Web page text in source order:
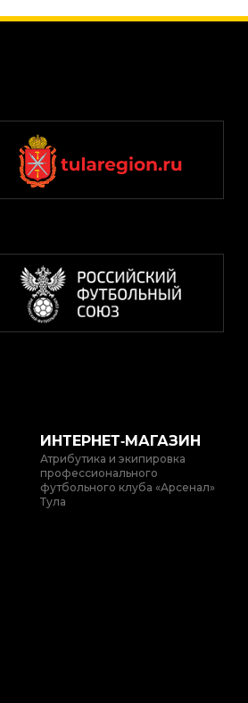
ИНТЕРНЕТ‑МАГАЗИН
Атрибутика и экипировка
профессионального
футбольного клуба «Арсенал»
Тула